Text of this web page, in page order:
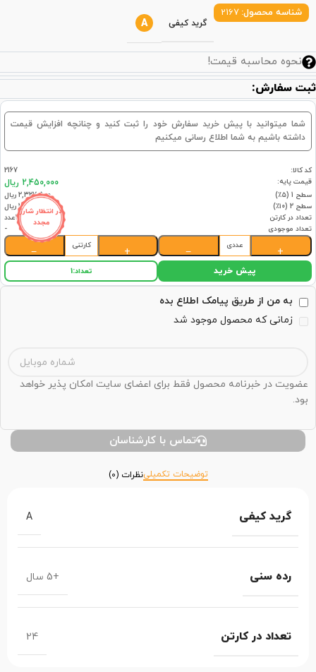
شناسه محصول: 2167
گرید کیفی A
نحوه محاسبه قیمت!
ثبت سفارش:
شما میتوانید با پیش خرید سفارش خود را ثبت کنید و چنانچه افزایش قیمت
داشته باشیم به شما اطلاع رسانی میکنیم
در انتظار شارژ
مجدد
کد کالا:
2167
قیمت پایه:
2,450,000 ریال
سطح 1 (۵٪)
2,327,500 ریال
سطح 2 (۱۰٪)
2,205,000 ریال
تعداد در کارتن
24عدد
تعداد موجودی
-
+
عددی
−
+
کارتنی
−
پیش خرید تعداد:1
به من از طریق پیامک اطلاع بده
زمانی که محصول موجود شد
عضویت در خبرنامه محصول فقط برای اعضای سایت امکان پذیر خواهد
بود.
تماس با کارشناسان
توضیحات تکمیلینظرات (0)
گرید کیفی A
رده سنی +5 سال
تعداد در کارتن 24